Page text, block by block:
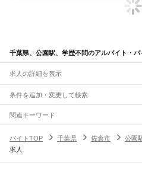
千葉県、公園駅、学歴不問のアルバイト・バ
求人の詳細を表示
条件を追加・変更して検索
市区町村を追加・変更
千葉県すべて
駅を追加・変更
職種を追加・変更
関連キーワード
バイトTOP
千葉県 佐倉市 公園
求人